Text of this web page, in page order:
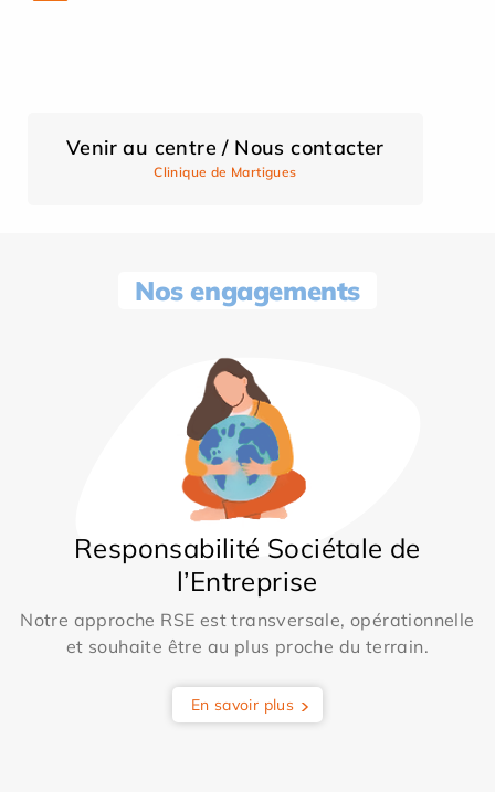
Venir au centre / Nous contacter
Clinique de Martigues
Nos engagements
Responsabilité Sociétale de
l’Entreprise
Notre approche RSE est transversale, opérationnelle
et souhaite être au plus proche du terrain.
En savoir plus